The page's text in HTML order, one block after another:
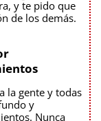
y te pido que
de los demás.
la gente y todas
y
Nunca